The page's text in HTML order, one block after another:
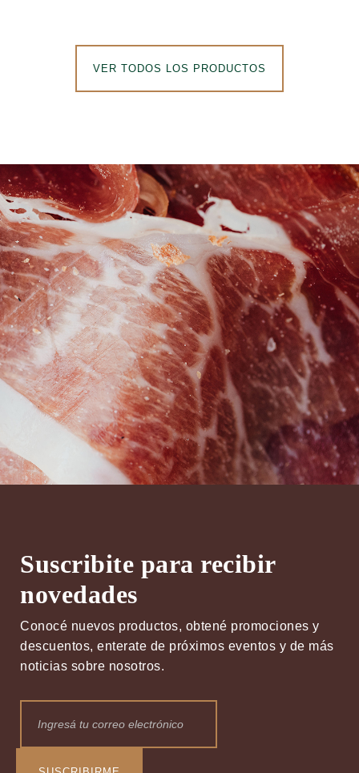
VER TODOS LOS PRODUCTOS
Suscribite para recibir
novedades
Conocé nuevos productos, obtené promociones y
descuentos, enterate de próximos eventos y de más
noticias sobre nosotros.